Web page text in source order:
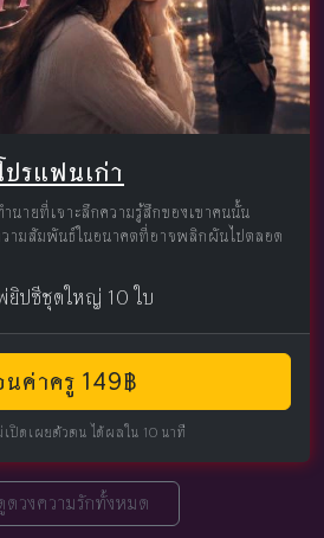
ปรแฟนเก่า
นายที่เจาะลึกความรู้สึกของเขาคนนั้น
ามสัมพันธ์ในอนาคตที่อาจพลิกผันไปตลอด
ยิปซีชุดใหญ่ 10 ใบ
นค่าครู 149฿
ปิดเผยตัวตน ได้ผลใน 10 นาที
ดวงความรักทั้งหมด